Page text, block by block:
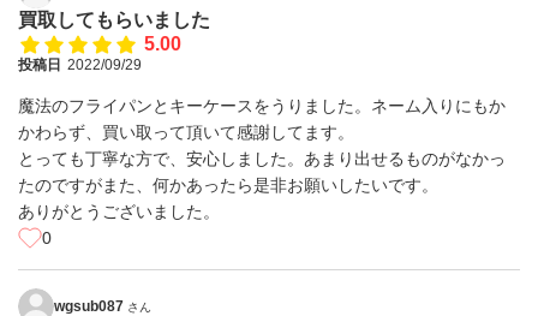
買取してもらいました
5.00
投稿日 2022/09/29
魔法のフライパンとキーケースをうりました。ネーム入りにもか
かわらず、買い取って頂いて感謝してます。
とっても丁寧な方で、安心しました。あまり出せるものがなかっ
たのですがまた、何かあったら是非お願いしたいです。
ありがとうございました。
0
wgsub087 さん